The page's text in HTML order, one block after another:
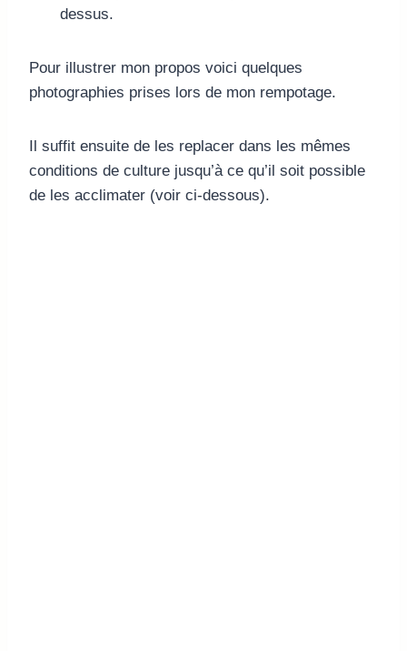
dessus.
Pour illustrer mon propos voici quelques
photographies prises lors de mon rempotage.
Il suffit ensuite de les replacer dans les mêmes
conditions de culture jusqu’à ce qu’il soit possible
de les acclimater (voir ci-dessous).